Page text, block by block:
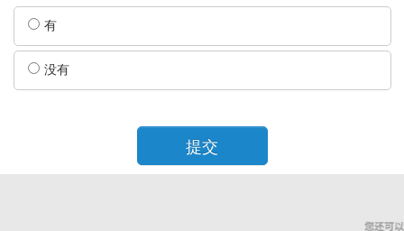
有
没有
提交